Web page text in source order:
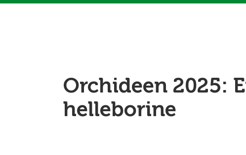
Orchideen 2025:
helleborine